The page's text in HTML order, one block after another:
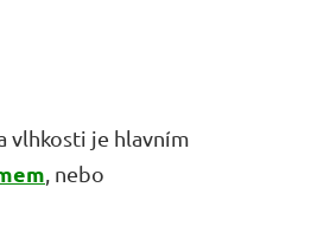
vlhkosti je hlavním
, nebo